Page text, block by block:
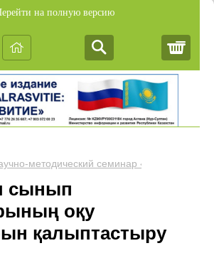
на полную версию
методический семинар «Обобщение
сынып
оқу
қалыптастыру